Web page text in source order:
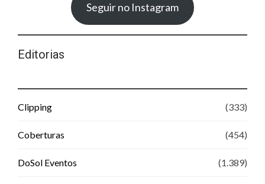
Seguir no Instagram
Editorias
Clipping (333)
Coberturas (454)
DoSol Eventos (1.389)